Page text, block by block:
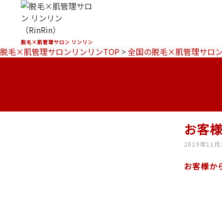
脱毛×肌管理サロン リンリン
脱毛×肌管理サロンリンリンTOP >全国の脱毛×肌管理サロ
お客
2019年11月
お客様か